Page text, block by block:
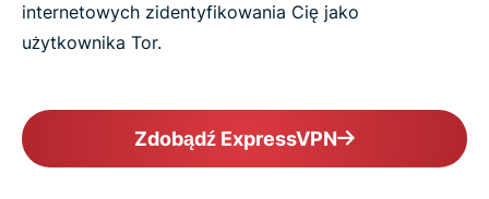
internetowych zidentyfikowania Cię jako
użytkownika Tor.
Zdobądź ExpressVPN